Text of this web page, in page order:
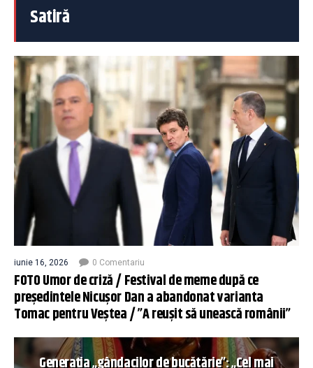
Satiră
iunie 16, 2026 0 Comentariu
FOTO Umor de criză / Festival de meme după ce
președintele Nicușor Dan a abandonat varianta
Tomac pentru Veștea / ”A reușit să unească românii”
Generația „gândacilor de bucătărie”: „Cel mai